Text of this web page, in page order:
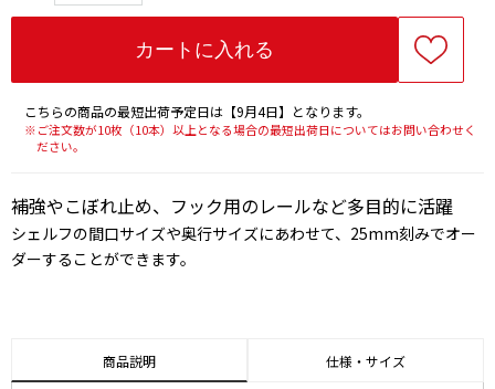
こちらの商品の最短出荷予定日は【9月4日】となります。
※ご注文数が10枚（10本）以上となる場合の最短出荷日についてはお問い合わせく
ださい。
補強やこぼれ止め、フック用のレールなど多目的に活躍
シェルフの間口サイズや奥行サイズにあわせて、25mm刻みでオー
ダーすることができます。
商品説明 仕様・サイズ